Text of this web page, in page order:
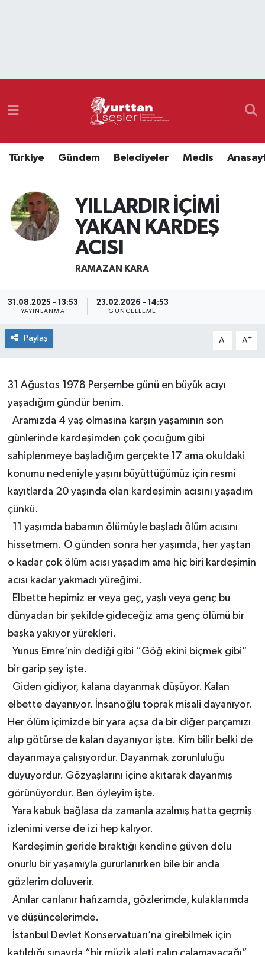
Türkiye Gündem Belediyeler Meclis
YILLARDIR İÇİMİ
YAKAN KARDEŞ
ACISI
RAMAZAN KARA
31.08.2025 - 13:53
YAYINLANMA
23.02.2026 - 14:53
GÜNCELLEME
Paylaş A- A+
31 Ağustos 1978 Perşembe günü en büyük acıyı
yaşadığım gündür benim.
Aramızda 4 yaş olmasına karşın yaşamının son
günlerinde kardeşimden çok çocuğum gibi
sahiplenmeye başladığım gerçekte 17 ama okuldaki
konumu nedeniyle yaşını büyüttüğümüz için resmi
kayıtlarda 20 yaşında olan kardeşimin acısını yaşadım
çünkü.
11 yaşımda babamın ölümüyle başladı ölüm acısını
hissetmem. O günden sonra her yaşımda, her yaştan
o kadar çok ölüm acısı yaşadım ama hiç biri kardeşimin
acısı kadar yakmadı yüreğimi.
Elbette hepimiz er veya geç, yaşlı veya genç bu
dünyadan bir şekilde gideceğiz ama genç ölümü bir
başka yakıyor yürekleri.
Yunus Emre’nin dediği gibi “Göğ ekini biçmek gibi”
bir garip şey işte.
Giden gidiyor, kalana dayanmak düşüyor. Kalan
elbette dayanıyor. İnsanoğlu toprak misali dayanıyor.
Her ölüm içimizde bir yara açsa da bir diğer parçamızı
alıp götürse de kalan dayanıyor işte. Kim bilir belki de
dayanmaya çalışıyordur. Dayanmak zorunluluğu
duyuyordur. Gözyaşlarını içine akıtarak dayanmış
görünüyordur. Ben öyleyim işte.
Yara kabuk bağlasa da zamanla azalmış hatta geçmiş
izlenimi verse de izi hep kalıyor.
Kardeşimin geride bıraktığı kendine güven dolu
onurlu bir yaşamıyla gururlanırken bile bir anda
gözlerim doluverir.
Anılar canlanır hafızamda, gözlerimde, kulaklarımda
ve düşüncelerimde.
İstanbul Devlet Konservatuarı’na girebilmek için
Namaz Vakitleri
Süper Lig Puan Durumu ve Fikstür
Tüm Manşetler
Son Dakika Haberleri
Haber Arşivi